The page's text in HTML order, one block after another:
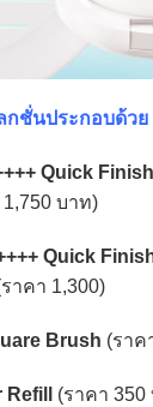
กชั่นประกอบด้วย
Quick
1,750 บาท)
Quick
าคา 1,300)
Brush (ราค
(ราคา 350